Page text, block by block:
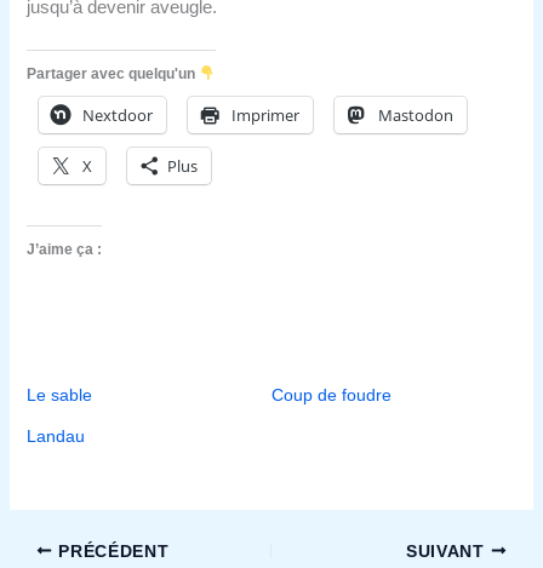
jusqu’à devenir aveugle.
Partager avec quelqu'un
Nextdoor Imprimer Mastodon
X Plus
J’aime ça :
Le sable Coup de foudre
Landau
PRÉCÉDENT SUIVANT